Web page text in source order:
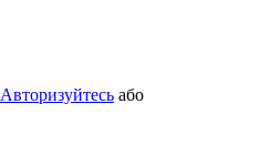
Авторизуйтесь або